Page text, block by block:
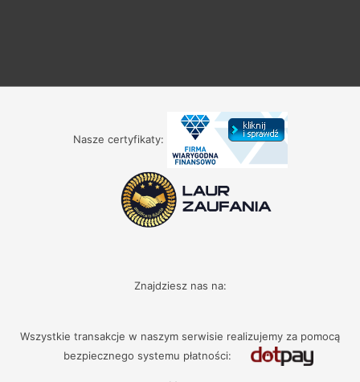
Nasze certyfikaty:
Znajdziesz nas na:
Wszystkie transakcje w naszym serwisie realizujemy za pomocą
bezpiecznego systemu płatności: